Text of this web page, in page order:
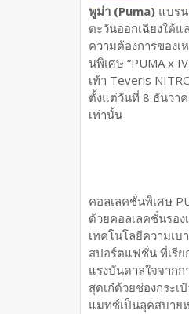
พูม่า (Puma) แบร
ตะวันออกเฉียงใต้
ความต้องการของ
นพิเศษ “PUMA x
เท้า Teveris
ตั้งแต่วันที่ 8 ธันวา
เท่านั้น
คอลเลคชั่นพิเศษ
ด้วยคอลเลคชั่นรอ
เทคโนโลยีความเ
สปอร์ตแฟชั่น ที่เรีย
แรงบันดาลใจจาก
สุดเก๋ด้วยช่องกระ
แมทซ์เป็นลุคสบาย